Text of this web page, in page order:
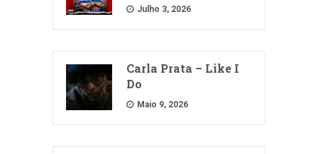
Julho 3, 2026
Carla Prata – Like I
Do
Maio 9, 2026